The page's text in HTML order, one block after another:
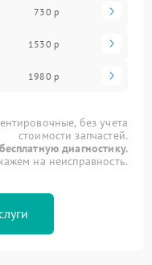
730 р
1530 р
1980 р
без учета
стоимости запчастей.
диагностику.
на неисправность.